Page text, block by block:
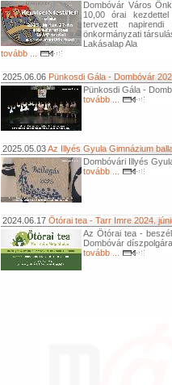
Dombóvár Város
10,00 órai
tervezett
önkormányzati
Lakásalap Ala
tovább ...
2025.06.06 Pünkosdi Gála - Dombóvár
Pünkosdi Gála -
tovább ...
2025.05.03Az Illyés Gyula Gimnázium
Dombóvári Illyés
tovább ...
2024.06.17 Ötórai tea - Tarr Imre 2024.
Az Ötórai tea -
Dombóvár
tovább ...